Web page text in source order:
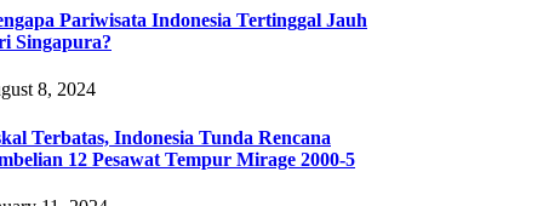
Pariwisata Indonesia Tertinggal Jauh
Singapura?
8, 2024
Terbatas, Indonesia Tunda Rencana
12 Pesawat Tempur Mirage 2000-5